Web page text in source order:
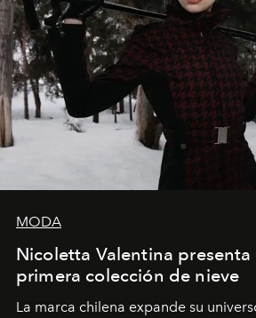
MODA
Nicoletta Valentina presenta
primera colección de nieve
La marca chilena expande su